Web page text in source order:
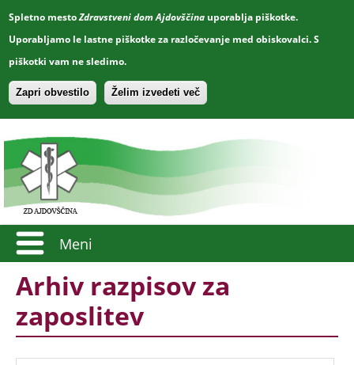
Spletno mestoZdravstveni dom Ajdovščina uporablja piškotke.
Uporabljamo le lastne piškotke za razločevanje med obiskovalci. S
piškotki vam ne sledimo.
Zapri obvestilo Želim izvedeti več
Meni
Arhiv razpisov za
zaposlitev